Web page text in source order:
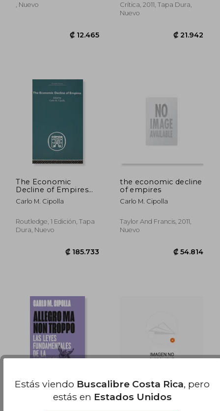
, Nuevo
₡ 12.465
Crítica, 2011, Tapa Dura,
Nuevo
₡
The Economic
Decline of Empires
(Economic History)
(en Inglés)
Carlo M. Cipolla
Routledge, 1 Edición, Tapa
Dura, Nuevo
the economic decline
of empires
Carlo M. Cipolla
Taylor And Francis, 2011,
Nuevo
Allegro ma non
Allegro Ma Non
Estás viendo Buscalibre Costa Rica, pero
estás en Estados Unidos